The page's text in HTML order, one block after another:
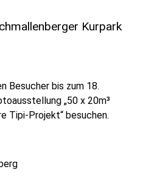
Kurpark
Besucher bis zum 18.
„50 x 20m³
Tipi-Projekt“ besuchen.